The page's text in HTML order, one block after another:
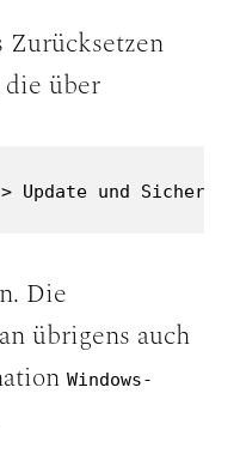
Zurücksetzen
über
Update und
Die
übrigens auch
Windows-